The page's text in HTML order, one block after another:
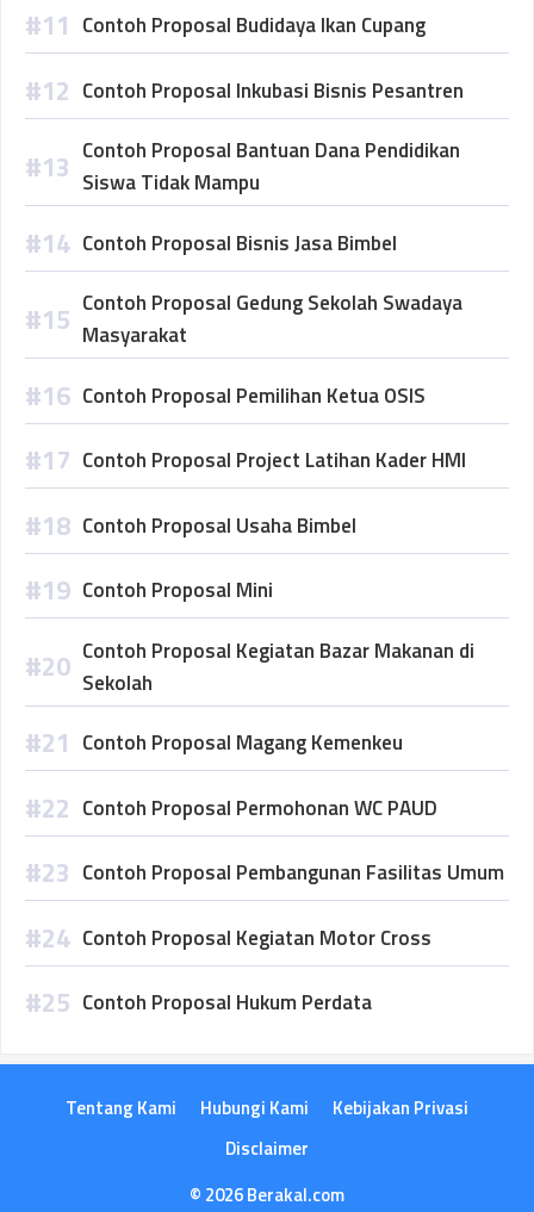
Contoh Proposal Budidaya Ikan Cupang
Contoh Proposal Inkubasi Bisnis Pesantren
Contoh Proposal Bantuan Dana Pendidikan
Siswa Tidak Mampu
Contoh Proposal Bisnis Jasa Bimbel
Contoh Proposal Gedung Sekolah Swadaya
Masyarakat
Contoh Proposal Pemilihan Ketua OSIS
Contoh Proposal Project Latihan Kader HMI
Contoh Proposal Usaha Bimbel
Contoh Proposal Mini
Contoh Proposal Kegiatan Bazar Makanan di
Sekolah
Contoh Proposal Magang Kemenkeu
Contoh Proposal Permohonan WC PAUD
Contoh Proposal Pembangunan Fasilitas Umum
Contoh Proposal Kegiatan Motor Cross
Contoh Proposal Hukum Perdata
Tentang Kami Hubungi Kami
Kebijakan Privasi
Disclaimer
© 2026 Berakal.com